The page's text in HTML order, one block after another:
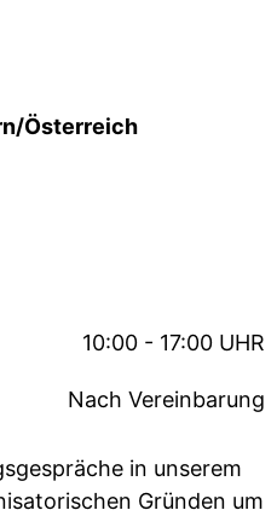
Österreich
10:00 - 17:00 UHR
Nach Vereinbarung
in unserem
Gründen um